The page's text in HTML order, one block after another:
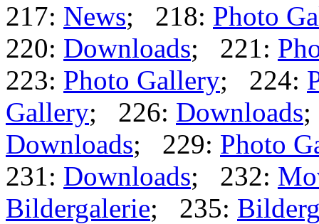
217: News; 218: Photo
220: Downloads; 221:
223: Photo Gallery; 224:
Gallery; 226: Downloads
Downloads; 229: Photo
231: Downloads; 232:
Bildergalerie; 235: